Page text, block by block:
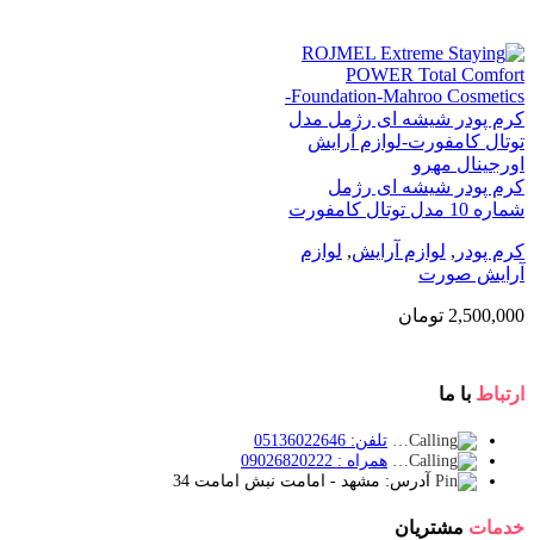
کرم پودر شیشه ای رژمل
شماره 10 مدل توتال کامفورت
کرم پودر , لوازم آرایش, لوازم
آرایش صورت
2,500,000 تومان
ارتباط با ما
تلفن: 05136022646
همراه : 09026820222
آدرس: مشهد - امامت نبش امامت 34
خدمات مشتریان